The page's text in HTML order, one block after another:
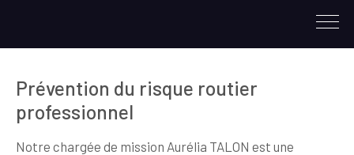
Facebook
Prévention du risque routier
professionnel
Notre chargée de mission Aurélia TALON est une